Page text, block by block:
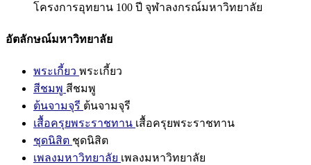
โครงการอุทยาน 100 ปี จุฬาลงกรณ์มหาวิทยาลัย
อัตลักษณ์มหาวิทยาลัย
พระเกี้ยว พระเกี้ยว
สีชมพู สีชมพู
ต้นจามจุรี ต้นจามจุรี
เสื้อครุยพระราชทาน เสื้อครุยพระราชทาน
ชุดนิสิต ชุดนิสิต
เพลงมหาวิทยาลัย เพลงมหาวิทยาลัย